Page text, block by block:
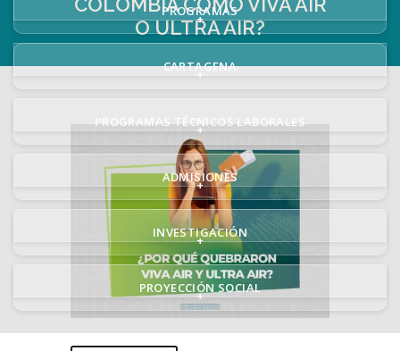
PROGRAMAS
+
CARTAGENA
+
PROGRAMAS TÉCNICOS LABORALES
+
ADMISIONES
+
INVESTIGACIÓN
+
PROYECCIÓN SOCIAL
+
O ULTRA AIR?